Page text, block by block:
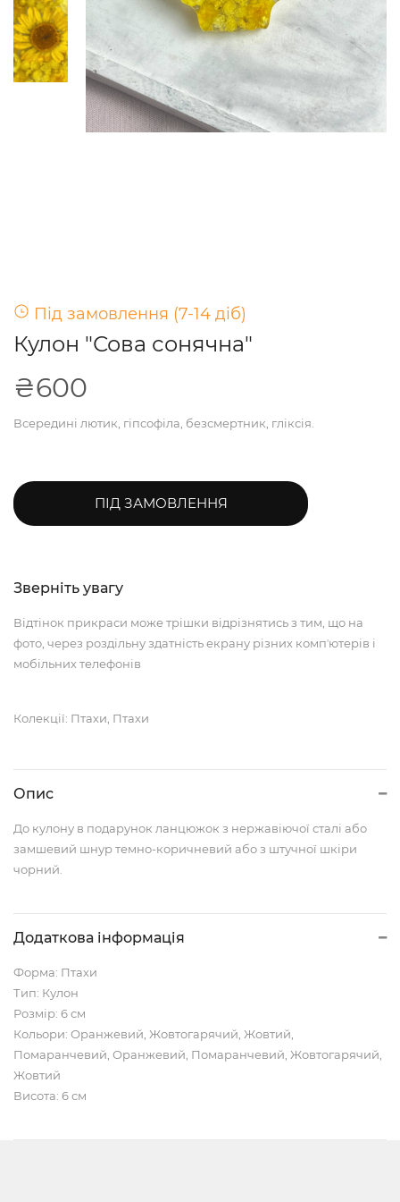
Під замовлення (7-14 діб)
Кулон "Сова сонячна"
₴600
Всередині лютик, гіпсофіла, безсмертник, гліксія.
ПІД ЗАМОВЛЕННЯ
Зверніть увагу
Відтінок прикраси може трішки відрізнятись з тим, що на
фото, через роздільну здатність екрану різних компʼютерів і
мобільних телефонів
Колекції: Птахи, Птахи
Опис
До кулону в подарунок ланцюжок з нержавіючої сталі або
замшевий шнур темно-коричневий або з штучної шкіри
чорний.
Додаткова інформація
Форма: Птахи
Тип: Кулон
Розмір: 6 см
Кольори: Оранжевий, Жовтогарячий, Жовтий,
Помаранчевий, Оранжевий, Помаранчевий, Жовтогарячий,
Жовтий
Висота: 6 см